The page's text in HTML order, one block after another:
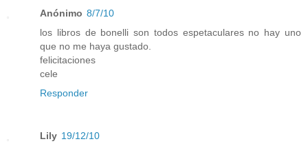
Anónimo 8/7/10
los libros de bonelli son todos espetaculares no hay uno
que no me haya gustado.
felicitaciones
cele
Responder
Lily 19/12/10